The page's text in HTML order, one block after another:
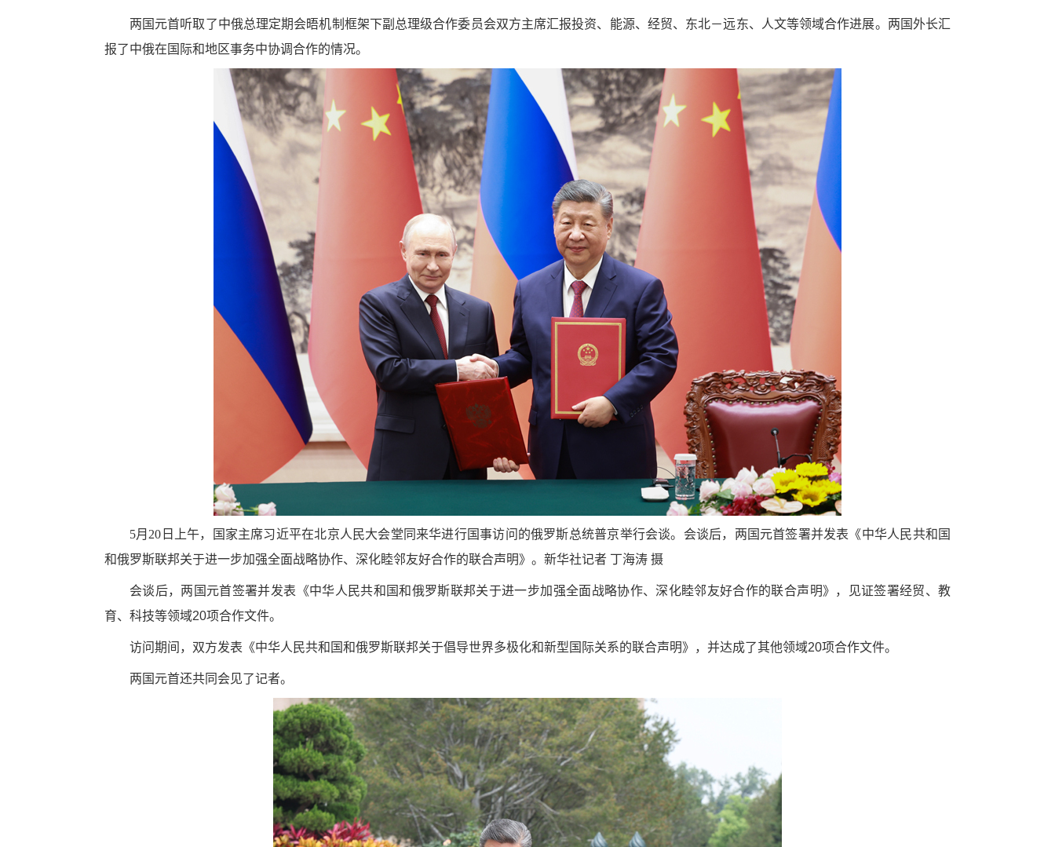
两国元首听取了中俄总理定期会晤机制框架下副总理级合作委员会双方主席汇报投资、能源、经贸、东北－远东、人文等领域合作进展。两国外长汇
报了中俄在国际和地区事务中协调合作的情况。
5月20日上午，国家主席习近平在北京人民大会堂同来华进行国事访问的俄罗斯总统普京举行会谈。会谈后，两国元首签署并发表《中华人民共和国
和俄罗斯联邦关于进一步加强全面战略协作、深化睦邻友好合作的联合声明》。新华社记者 丁海涛 摄
会谈后，两国元首签署并发表《中华人民共和国和俄罗斯联邦关于进一步加强全面战略协作、深化睦邻友好合作的联合声明》，见证签署经贸、教
育、科技等领域20项合作文件。
访问期间，双方发表《中华人民共和国和俄罗斯联邦关于倡导世界多极化和新型国际关系的联合声明》，并达成了其他领域20项合作文件。
两国元首还共同会见了记者。